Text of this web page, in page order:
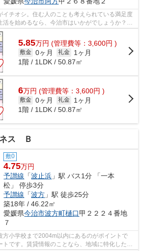
イチオシ。住む人のことも考えられている満足度
活を始めるなら、今治市はいかがでしょうか？住
らしがで...
5.85万円 (管理費等：3,600円 )
敷金 0ヶ月 礼金
1ヶ月
1階 / 1LDK / 50.87㎡
6万円 (管理費等：3,600円 )
敷金 0ヶ月 礼金
1ヶ月
1階 / 1LDK / 50.87㎡
ス Ｂ
敷0
4.75万円
予讃線 「波止浜 」駅 バス1分 「一本
松」 停歩3分
予讃線 「波方 」駅 徒歩25分
築18年 / 46.22㎡
愛媛県今治市波方町樋口甲２２２４番地
７
方小学校まで2004m以内にあるのがポイントで
トです。賃貸情報のことなら、地域に特化した当